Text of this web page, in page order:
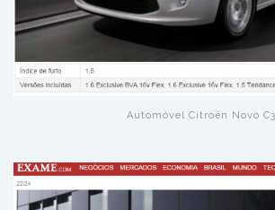
Automóvel Citroën Novo C3